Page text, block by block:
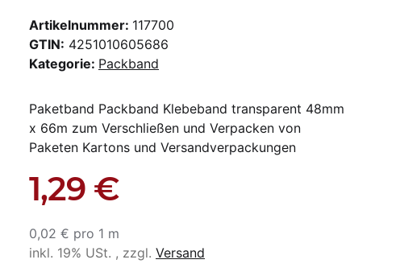
Artikelnummer: 117700
GTIN: 4251010605686
Kategorie: Packband
Paketband Packband Klebeband transparent 48mm
x 66m zum Verschließen und Verpacken von
Paketen Kartons und Versandverpackungen
1,29 €
0,02 € pro 1 m
inkl. 19% USt. , zzgl. Versand